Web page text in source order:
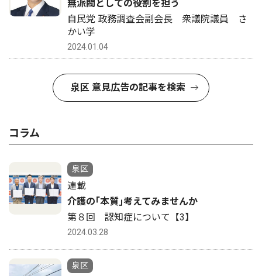
無派閥としての役割を担う
自民党 政務調査会副会長 衆議院議員 さ
かい学
2024.01.04
泉区 意見広告の記事を検索
コラム
泉区
連載
介護の｢本質｣考えてみませんか
第８回 認知症について【3】
2024.03.28
泉区